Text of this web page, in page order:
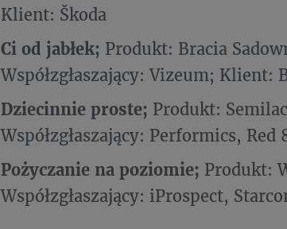
Klient: Škoda
Ci od jabłek; Produkt: Bracia
Współzgłaszający: Vizeum; Klient:
Dziecinnie proste; Produkt:
Współzgłaszający: Performics,
Pożyczanie na poziomie; Produkt:
Współzgłaszający: iProspect,